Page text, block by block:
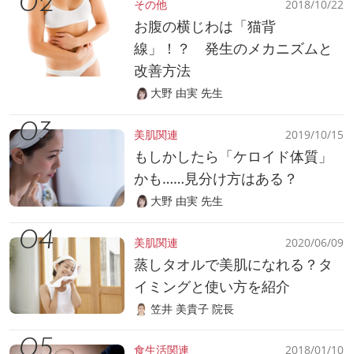
その他 2018/10/22
お腹の横じわは「猫背
線」！？ 発生のメカニズムと
改善方法
大野 由実 先生
美肌関連 2019/10/15
もしかしたら「ケロイド体質」
かも……見分け方はある？
大野 由実 先生
美肌関連 2020/06/09
蒸しタオルで美肌になれる？タ
イミングと使い方を紹介
笠井 美貴子 院長
食生活関連 2018/01/10